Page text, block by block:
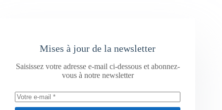
Mises à jour de la newsletter
Saisissez votre adresse e-mail ci-dessous et abonnez-
vous à notre newsletter